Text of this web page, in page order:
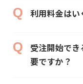
利用料金はい
受注開始で
要ですか？